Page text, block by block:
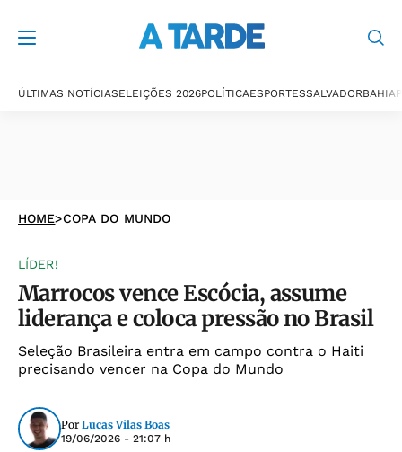
ÚLTIMAS NOTÍCIASELEIÇÕES 2026POLÍTICAESPORTESSALVADORBAHIA
HOME>COPA DO MUNDO
LÍDER!
Marrocos vence Escócia, assume
liderança e coloca pressão no Brasil
Seleção Brasileira entra em campo contra o Haiti
precisando vencer na Copa do Mundo
Por Lucas Vilas Boas
19/06/2026 - 21:07 h